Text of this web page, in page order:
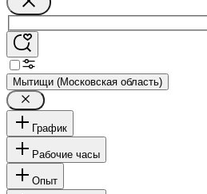
Мытищи (Московская область)
График
Рабочие часы
Опыт